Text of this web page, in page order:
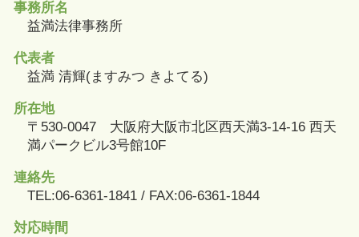
事務所名
益満法律事務所
代表者
益満 清輝(ますみつ きよてる)
所在地
〒530-0047 大阪府大阪市北区西天満3-14-16 西天
満パークビル3号館10F
連絡先
TEL:06-6361-1841 / FAX:06-6361-1844
対応時間